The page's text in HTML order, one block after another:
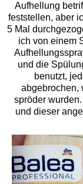
Aufhellung
feststellen, aber
5 Mal
ich von einem
und die
benutzt,
abgebrochen,
spröder wurden.
und dieser